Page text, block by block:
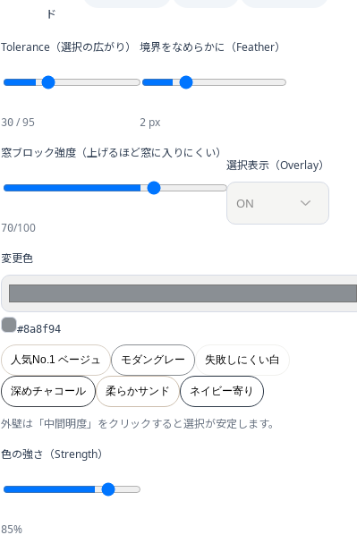
ド
Tolerance（選択の広がり）
30/ 95
境界をなめらかに（Feather）
2px
窓ブロック強度（上げるほど窓に入りにくい）
70/100
選択表示（Overlay）
変更色
#8a8f94
人気No.1 ベージュ モダングレー 失敗しにくい白
深めチャコール 柔らかサンド ネイビー寄り
外壁は「中間明度」をクリックすると選択が安定します。
色の強さ（Strength）
85%